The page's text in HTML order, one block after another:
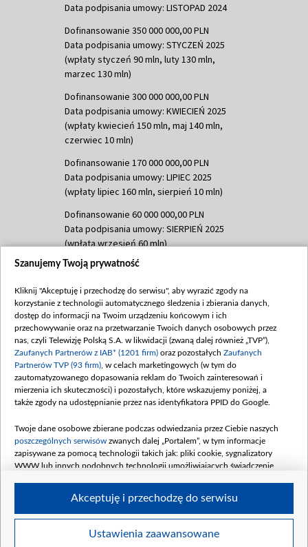
Data podpisania umowy: LISTOPAD 2024
Dofinansowanie 350 000 000,00 PLN
Data podpisania umowy: STYCZEŃ 2025
(wpłaty styczeń 90 mln, luty 130 mln,
marzec 130 mln)
Dofinansowanie 300 000 000,00 PLN
Data podpisania umowy: KWIECIEŃ 2025
(wpłaty kwiecień 150 mln, maj 140 mln,
czerwiec 10 mln)
Dofinansowanie 170 000 000,00 PLN
Data podpisania umowy: LIPIEC 2025
(wpłaty lipiec 160 mln, sierpień 10 mln)
Dofinansowanie 60 000 000,00 PLN
Data podpisania umowy: SIERPIEŃ 2025
(wpłata wrzesień 60 mln)
Dofinansowanie 635 783 051,21 PLN
(wpłata wrzesień 100 mln, październik 350
mln, listopad 265 mln)
Dofinansowanie 48 862 000,00 PLN
Data podpisania umowy: GRUDZIEŃ 2025
(wpłata grudzień 60,548 mln)
Dofinansowanie 900 000 000,00 PLN
Data podpisania umowy: LUTY 2026 (wpłata
kwiecień 180 mln, 7 maja 180 mln, 8
czerwca 90 mln)
Dofinansowanie 250 000 000,00 PLN
4 sierpnia 250 mln
Szanujemy Twoją prywatność
Kliknij "Akceptuję i przechodzę do serwisu", aby wyrazić zgody na
korzystanie z technologii automatycznego śledzenia i zbierania danych,
dostęp do informacji na Twoim urządzeniu końcowym i ich
przechowywanie oraz na przetwarzanie Twoich danych osobowych przez
nas, czyli Telewizję Polską S.A. w likwidacji (zwaną dalej również „TVP”),
Zaufanych Partnerów z IAB* (1201 firm) oraz pozostałych Zaufanych
Partnerów TVP (93 firm) , w celach marketingowych (w tym do
zautomatyzowanego dopasowania reklam do Twoich zainteresowań i
mierzenia ich skuteczności) i pozostałych, które wskazujemy poniżej, a
także zgody na udostępnianie przez nas identyfikatora PPID do Google.
Twoje dane osobowe zbierane podczas odwiedzania przez Ciebie naszych
poszczególnych serwisów zwanych dalej „Portalem”, w tym informacje
zapisywane za pomocą technologii takich jak: pliki cookie, sygnalizatory
WWW lub innych podobnych technologii umożliwiających świadczenie
Twoje dane osobowe zbierane podczas odwiedzania przez Ciebie
Ustawienia zaawansowane
Akceptuję i przechodzę do serwisu